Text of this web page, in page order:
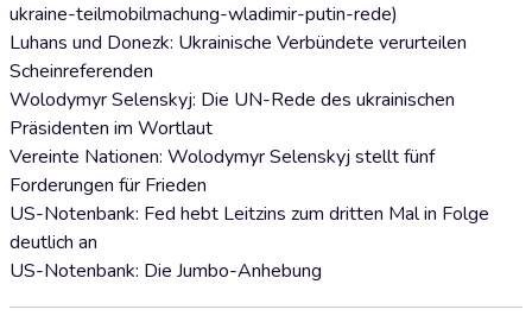
ukraine-teilmobilmachung-wladimir-putin-rede)
Luhans und Donezk: Ukrainische Verbündete verurteilen
Scheinreferenden
Wolodymyr Selenskyj: Die UN-Rede des ukrainischen
Präsidenten im Wortlaut
Vereinte Nationen: Wolodymyr Selenskyj stellt fünf
Forderungen für Frieden
US-Notenbank: Fed hebt Leitzins zum dritten Mal in Folge
deutlich an
US-Notenbank: Die Jumbo-Anhebung